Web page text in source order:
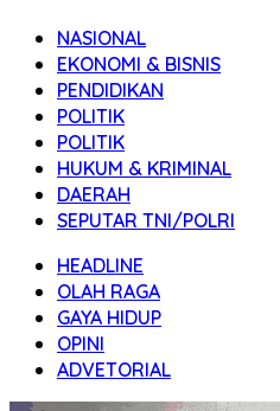
NASIONAL
EKONOMI & BISNIS
PENDIDIKAN
POLITIK
POLITIK
HUKUM & KRIMINAL
DAERAH
SEPUTAR TNI/POLRI
HEADLINE
OLAH RAGA
GAYA HIDUP
OPINI
ADVETORIAL